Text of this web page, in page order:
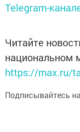
Telegram-
Читайте
национальном
https://max.ru/
Подписывайтесь на